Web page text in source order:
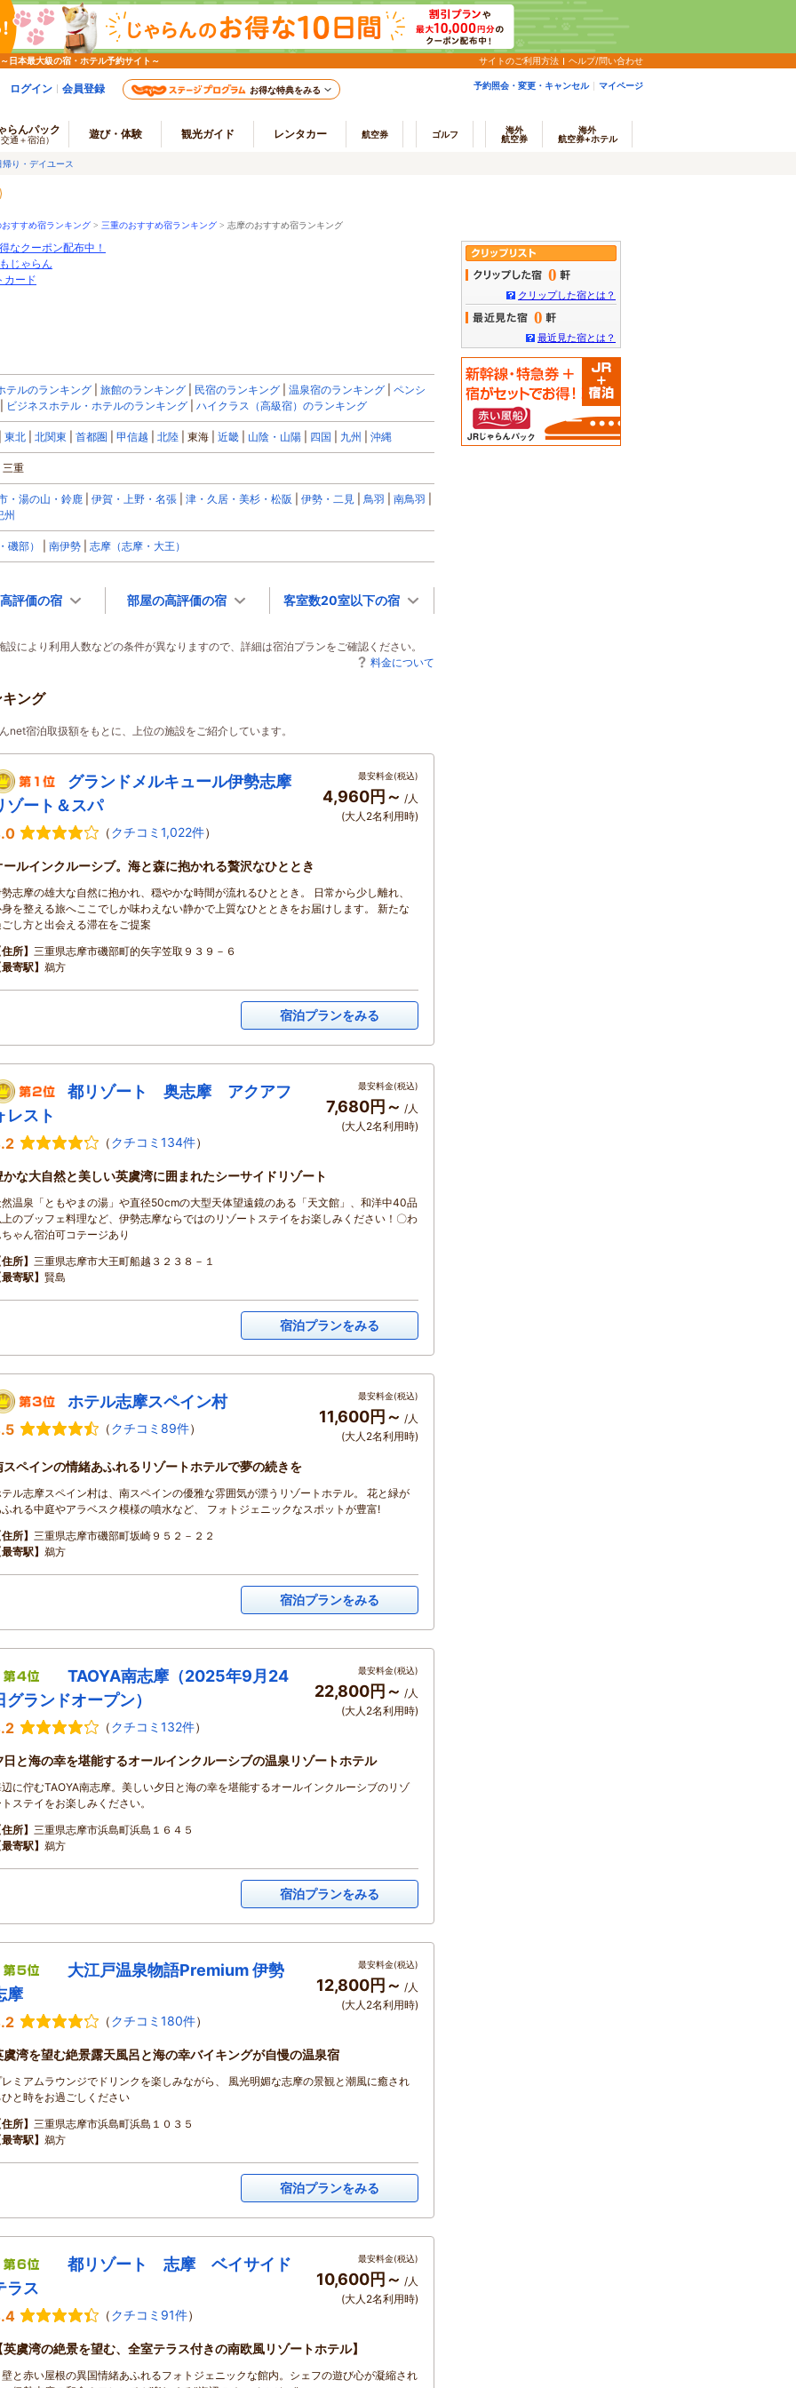
日本最大級の宿・ホテル予約サイト～ サイトのご利用方法 ヘルプ/問い合わせ
ログイン 会員登録 お得な特典をみる 予約照会・変更・キャンセル マイページ
らんパック
通＋宿泊） 遊び・体験 観光ガイド レンタカー 航空券 ゴルフ
海外
航空券
海外
航空券+ホテル
帰り・デイユース
おすすめ宿ランキング > 三重のおすすめ宿ランキング > 志摩のおすすめ宿ランキング
なクーポン配布中！
じゃらん
カード
テルのランキング 旅館のランキング 民宿のランキング 温泉宿のランキング
ペンシ
ビジネスホテル・ホテルのランキング
ハイクラス（高級宿）のランキング
東北 北関東 首都圏 甲信越 北陸 東海 近畿 山陰・山陽 四国 九州 沖縄
三重
・湯の山・鈴鹿 伊賀・上野・名張 津・久居・美杉・松阪 伊勢・二見 鳥羽
南鳥羽
州
磯部） 南伊勢 志摩（志摩・大王）
評価の宿 部屋の高評価の宿 客室数20室以下の宿
により利用人数などの条件が異なりますので、詳細は宿泊プランをご確認ください。
料金について
ング
宿泊取扱額をもとに、上位の施設をご紹介しています。
グランドメルキュール伊勢志摩
ゾート＆スパ
（クチコミ1,022件）
最安料金(税込)
4,960円～ /人
(大人2名利用時)
ールインクルーシブ。海と森に抱かれる贅沢なひととき
志摩の雄大な自然に抱かれ、穏やかな時間が流れるひととき。 日常から少し離れ、
を整える旅へここでしか味わえない静かで上質なひとときをお届けします。 新たな
し方と出会える滞在をご提案
所】 三重県志摩市磯部町的矢字笠取９３９－６
寄駅】 鵜方
宿泊プランをみる
都リゾート 奥志摩 アクアフ
レスト
（クチコミ134件）
最安料金(税込)
7,680円～ /人
(大人2名利用時)
かな大自然と美しい英虞湾に囲まれたシーサイドリゾート
温泉「ともやまの湯」や直径50cmの大型天体望遠鏡のある「天文館」、和洋中40品
のブッフェ料理など、伊勢志摩ならではのリゾートステイをお楽しみください！〇わ
ゃん宿泊可コテージあり
所】 三重県志摩市大王町船越３２３８－１
寄駅】 賢島
宿泊プランをみる
ホテル志摩スペイン村
（クチコミ89件）
最安料金(税込)
11,600円～ /人
(大人2名利用時)
スペインの情緒あふれるリゾートホテルで夢の続きを
ル志摩スペイン村は、南スペインの優雅な雰囲気が漂うリゾートホテル。 花と緑が
れる中庭やアラベスク模様の噴水など、 フォトジェニックなスポットが豊富!
所】 三重県志摩市磯部町坂崎９５２－２２
寄駅】 鵜方
宿泊プランをみる
TAOYA南志摩（2025年9月24
グランドオープン）
（クチコミ132件）
最安料金(税込)
22,800円～ /人
(大人2名利用時)
日と海の幸を堪能するオールインクルーシブの温泉リゾートホテル
に佇むTAOYA南志摩。美しい夕日と海の幸を堪能するオールインクルーシブのリゾ
ステイをお楽しみください。
所】 三重県志摩市浜島町浜島１６４５
寄駅】 鵜方
宿泊プランをみる
大江戸温泉物語Premium 伊勢
摩
（クチコミ180件）
最安料金(税込)
12,800円～ /人
(大人2名利用時)
虞湾を望む絶景露天風呂と海の幸バイキングが自慢の温泉宿
ミアムラウンジでドリンクを楽しみながら、 風光明媚な志摩の景観と潮風に癒され
と時をお過ごしください
所】 三重県志摩市浜島町浜島１０３５
寄駅】 鵜方
宿泊プランをみる
都リゾート 志摩 ベイサイド
ラス
（クチコミ91件）
最安料金(税込)
10,600円～ /人
(大人2名利用時)
英虞湾の絶景を望む、全室テラス付きの南欧風リゾートホテル】
と赤い屋根の異国情緒あふれるフォトジェニックな館内。シェフの遊び心が凝縮され
0
クリップした宿とは？
0
最近見た宿とは？